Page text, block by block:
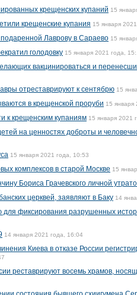
крещенских купаний 15
крещенские купания 15 января
Лаврову в Сараево 15
голодовку 15 января 2021 года,
вакцинироваться и
отреставрируют к сентябрю 15
в крещенской проруби 15 января
к крещенским купаниям 15 января 2021
на ценностях доброты и
15 января 2021 года, 10:53
комплексов в старой Москве 15
Бориса Грачевского личной
церквей, заявляют в Баку 14
фиксирования разрушенных
14 января 2021 года, 16:04
Киева в отказе России
реставрируют восемь храмов,